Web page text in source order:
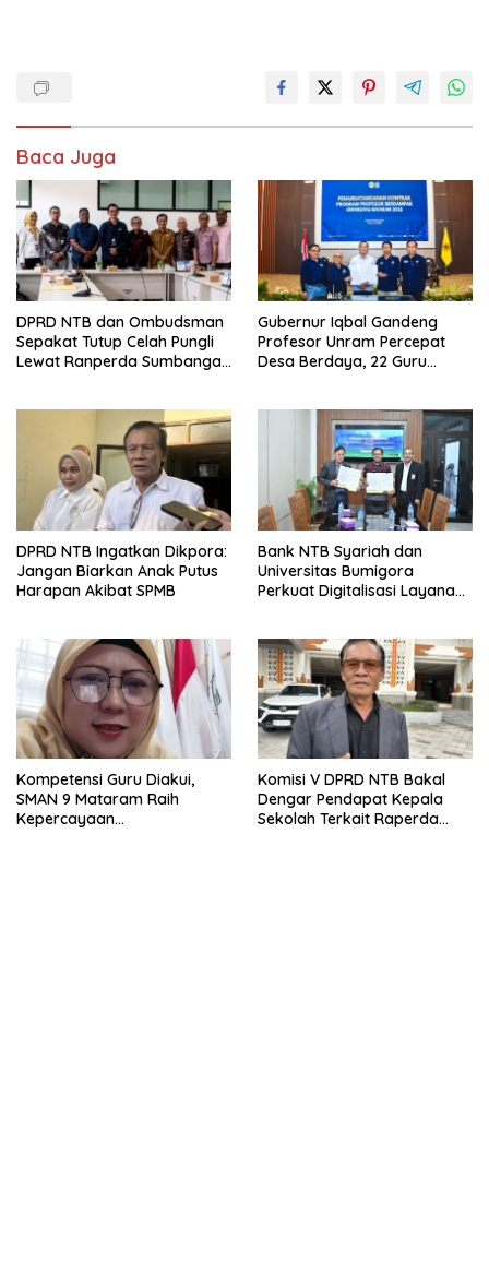
Baca Juga
DPRD NTB dan Ombudsman
Sepakat Tutup Celah Pungli
Lewat Ranperda Sumbangan
Gubernur Iqbal Gandeng
Profesor Unram Percepat
Desa Berdaya, 22 Guru
DPRD NTB Ingatkan Dikpora:
Jangan Biarkan Anak Putus
Harapan Akibat SPMB
Bank NTB Syariah dan
Universitas Bumigora
Perkuat Digitalisasi Layanan
Kompetensi Guru Diakui,
SMAN 9 Mataram Raih
Kepercayaan
Komisi V DPRD NTB Bakal
Dengar Pendapat Kepala
Sekolah Terkait Raperda